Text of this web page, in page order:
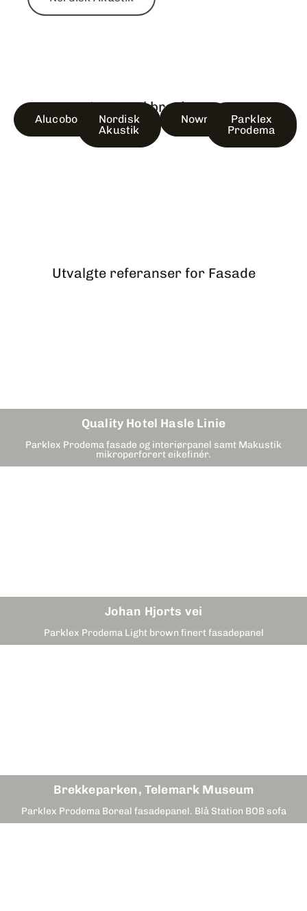
Last ned brosjyrer:
Alucobond
Nordisk
Akustik
Nown
Parklex
Prodema
Utvalgte referanser for Fasade
Quality Hotel Hasle Linie
Parklex Prodema fasade og interiørpanel samt Makustik
mikroperforert eikefinér.
Johan Hjorts vei
Parklex Prodema Light brown finert fasadepanel
Brekkeparken, Telemark Museum
Parklex Prodema Boreal fasadepanel. Blå Station BOB sofa